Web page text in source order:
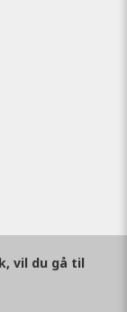
vil du gå til